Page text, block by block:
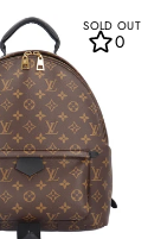
SOLD OUT
0